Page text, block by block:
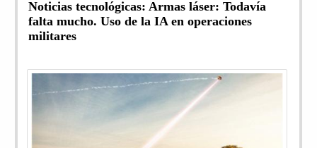
Noticias tecnológicas: Armas láser: Todavía
falta mucho. Uso de la IA en operaciones
militares